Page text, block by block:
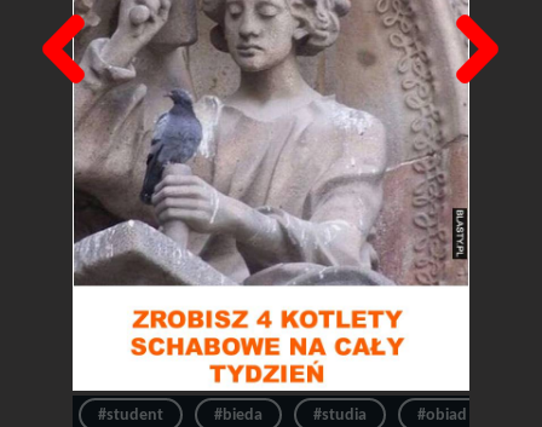
#student #bieda #studia #obiad u babci